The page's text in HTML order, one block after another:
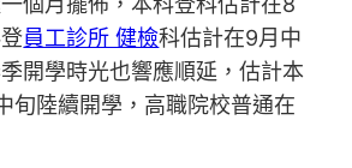
員工診所 健檢科估計在9月中
開學時光也響應順延，估計本
旬陸續開學，高職院校普通在